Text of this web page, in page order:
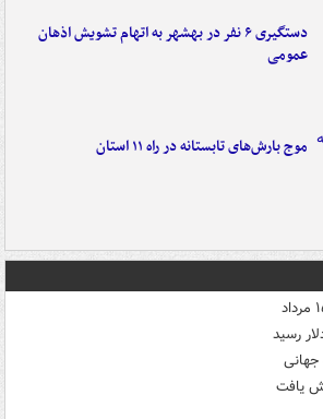
دستگیری ۶ نفر در بهشهر به اتهام تشویش اذهان
عمومی
موج بارش‌های تابستانه در راه ۱۱ استان
جهانی